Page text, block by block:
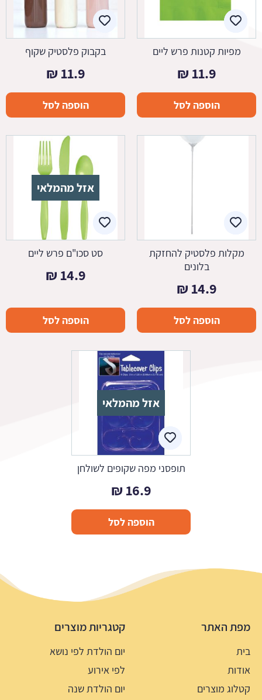
מפיות קטנות פרש ליים
11.9
₪
הוספה לסל
בקבוק פלסטיק שקוף
11.9
₪
הוספה לסל
מקלות פלסטיק להחזקת
בלונים
14.9
₪
הוספה לסל
אזל מהמלאי
סט סכו"ם פרש ליים
14.9
₪
הוספה לסל
אזל מהמלאי
תופסני מפה שקופים לשולחן
16.9
₪
הוספה לסל
מפת האתר
בית
אודות
קטלוג מוצרים
קטגריות מוצרים
יום הולדת לפי נושא
לפי אירוע
יום הולדת שנה